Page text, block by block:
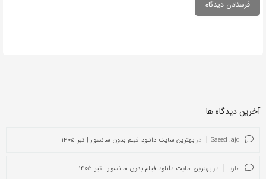
آخرین دیدگاه ها
Saeed .ajd در بهترین سایت دانلود فیلم بدون سانسور | تیر ۱۴۰۵
ماریا در بهترین سایت دانلود فیلم بدون سانسور | تیر ۱۴۰۵